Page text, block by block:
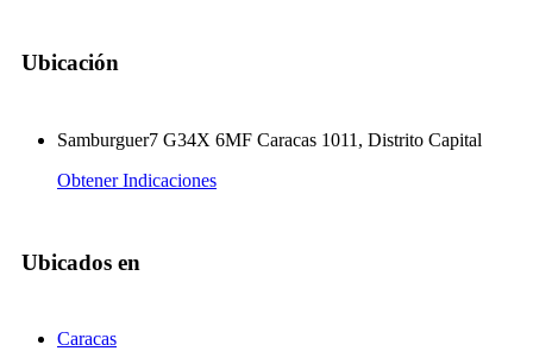
Ubicación
Samburguer7 G34X 6MF Caracas 1011, Distrito Capital
Obtener Indicaciones
Ubicados en
Caracas